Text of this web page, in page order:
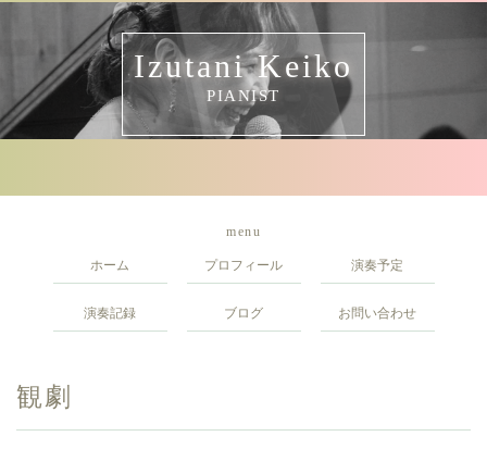
Izutani Keiko
PIANIST
menu
ホーム プロフィール 演奏予定
演奏記録 ブログ お問い合わせ
観劇